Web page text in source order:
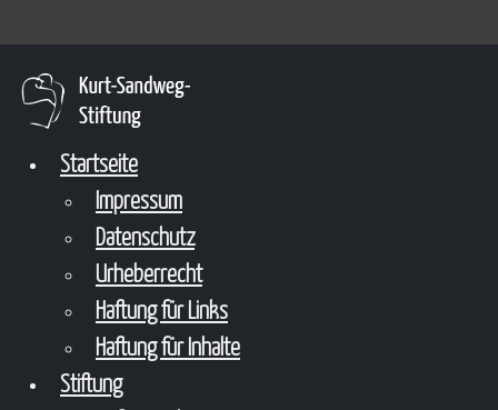
Startseite
Impressum
Datenschutz
Urheberrecht
Haftung für Links
Haftung für Inhalte
Stiftung